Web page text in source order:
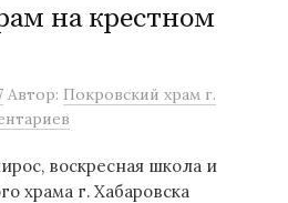
на крестном
Автор: Покровский храм г.
воскресная школа и
храма г. Хабаровска